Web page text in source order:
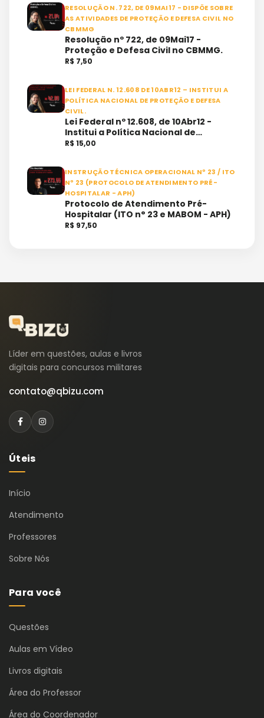
RESOLUÇÃO N. 722, DE 09MAI17 - DISPÕE SOBRE
AS ATIVIDADES DE PROTEÇÃO E DEFESA CIVIL NO
CBMMG
Resolução nº 722, de 09Mai17 -
Proteção e Defesa Civil no CBMMG.
R$ 7,50
LEI FEDERAL N. 12.608 DE 10ABR12 – INSTITUI A
POLÍTICA NACIONAL DE PROTEÇÃO E DEFESA
CIVIL.
Lei Federal nº 12.608, de 10Abr12 -
Institui a Política Nacional de
Proteção e Defesa Civil e o Sistema
R$ 15,00
INSTRUÇÃO TÉCNICA OPERACIONAL Nº 23 / ITO
Nº 23 (PROTOCOLO DE ATENDIMENTO PRÉ-
HOSPITALAR - APH)
Protocolo de Atendimento Pré-
Hospitalar (ITO n° 23 e MABOM - APH)
R$ 97,50
Líder em questões, aulas e livros
digitais para concursos militares
contato@qbizu.com
Úteis
Início
Atendimento
Professores
Sobre Nós
Para você
Questões
Aulas em Vídeo
Livros digitais
Área do Professor
Área do Coordenador